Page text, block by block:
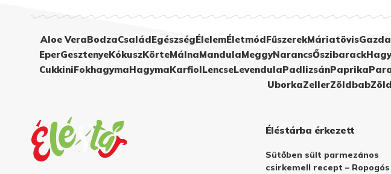
Aloe VeraBodzaCsaládEgészségÉlelemÉletmódFűszerekMáriatövis
EperGesztenyeKókuszKörteMálnaMandulaMeggyNarancsŐszibarack
CukkiniFokhagymaHagymaKarfiolLencseLevendulaPadlizsánPaprika
UborkaZellerZöldbab
Éléstárba érkezett
Sütőben sült parmezános
csirkemell recept – Ropogós